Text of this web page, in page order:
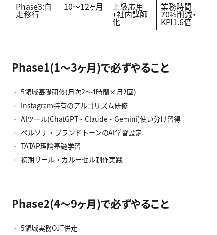
Phase3:自
走移行
10〜12ヶ月 上級応用
+社内講師
化
業務時間
70%削減・
KPI1.6倍
Phase1(1〜3ヶ月)で必ずやること
5領域基礎研修(月次2〜4時間×月2回)
Instagram特有のアルゴリズム研修
AIツール(ChatGPT・Claude・Gemini)使い分け習得
ペルソナ・ブランドトーンのAI学習設定
TATAP理論基礎学習
初期リール・カルーセル制作実践
Phase2(4〜9ヶ月)で必ずやること
5領域実務OJT併走